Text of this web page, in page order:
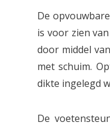
De
is voor zien
door middel
met schuim.
dikte ingelegd
De